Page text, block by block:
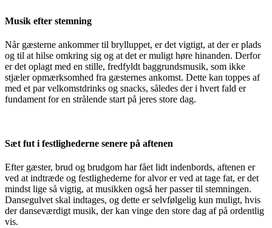
Musik efter stemning
Når gæsterne ankommer til brylluppet, er det vigtigt, at der er plads
og til at hilse omkring sig og at det er muligt høre hinanden. Derfor
er det oplagt med en stille, fredfyldt baggrundsmusik, som ikke
stjæler opmærksomhed fra gæsternes ankomst. Dette kan toppes af
med et par velkomstdrinks og snacks, således der i hvert fald er
fundament for en strålende start på jeres store dag.
Sæt fut i festlighederne senere på aftenen
Efter gæster, brud og brudgom har fået lidt indenbords, aftenen er
ved at indtræde og festlighederne for alvor er ved at tage fat, er det
mindst lige så vigtig, at musikken også her passer til stemningen.
Dansegulvet skal indtages, og dette er selvfølgelig kun muligt, hvis
der danseværdigt musik, der kan vinge den store dag af på ordentlig
vis.